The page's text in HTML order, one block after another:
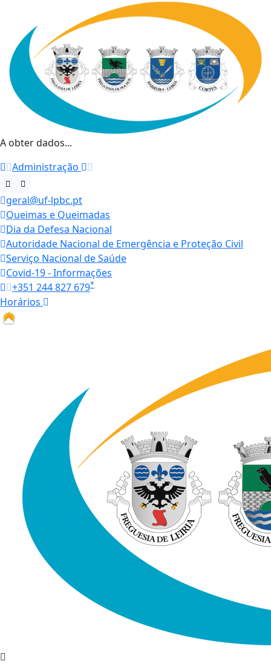
A obter dados...
Administração
geral@uf-lpbc.pt
Queimas e Queimadas
Dia da Defesa Nacional
Autoridade Nacional de Emergência e Proteção Civil
Serviço Nacional de Saúde
Covid-19 - Informações
+351 244 827 679*
Horários